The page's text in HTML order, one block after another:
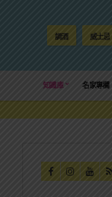
調酒 威士忌
知識庫 名家專欄